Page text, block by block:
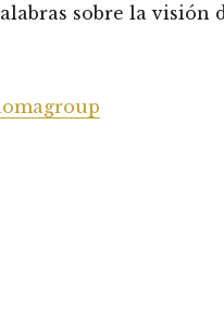
sobre la